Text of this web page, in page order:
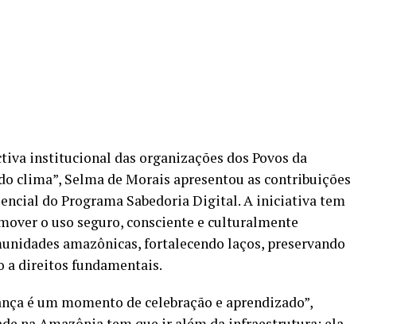
institucional das organizações dos Povos da
clima”, Selma de Morais apresentou as contribuições
do Programa Sabedoria Digital. A iniciativa tem
o uso seguro, consciente e culturalmente
amazônicas, fortalecendo laços, preservando
a direitos fundamentais.
é um momento de celebração e aprendizado”,